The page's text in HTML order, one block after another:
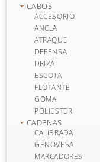
CABOS
ACCESORIO
ANCLA
ATRAQUE
DEFENSA
DRIZA
ESCOTA
FLOTANTE
GOMA
POLIESTER
CADENAS
CALIBRADA
GENOVESA
MARCADORES